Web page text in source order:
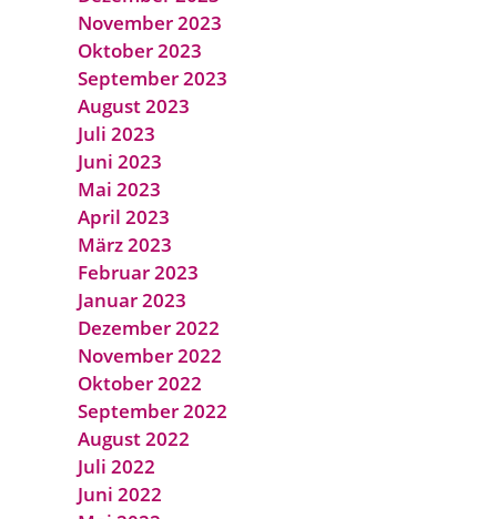
November 2023
Oktober 2023
September 2023
August 2023
Juli 2023
Juni 2023
Mai 2023
April 2023
März 2023
Februar 2023
Januar 2023
Dezember 2022
November 2022
Oktober 2022
September 2022
August 2022
Juli 2022
Juni 2022